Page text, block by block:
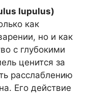
lupulus)
как
но и как
с глубокими
ценится за
расслаблению
Его действие